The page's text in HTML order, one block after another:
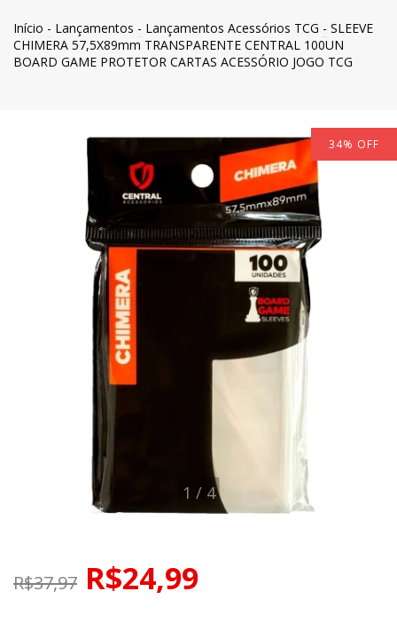
Início - Lançamentos - Lançamentos Acessórios TCG - SLEEVE
CHIMERA 57,5X89mm TRANSPARENTE CENTRAL 100UN
BOARD GAME PROTETOR CARTAS ACESSÓRIO JOGO TCG
34% OFF
1 / 4
R$37,97 R$24,99